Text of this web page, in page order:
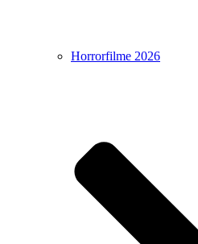
Horrorfilme 2026